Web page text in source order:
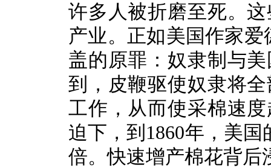
许多人被折磨至死。
产业。正如美国作家
盖的原罪：奴隶制与
到，皮鞭驱使奴隶将
工作，从而使采棉速
迫下，到1860年，美国
倍。快速增产棉花背后